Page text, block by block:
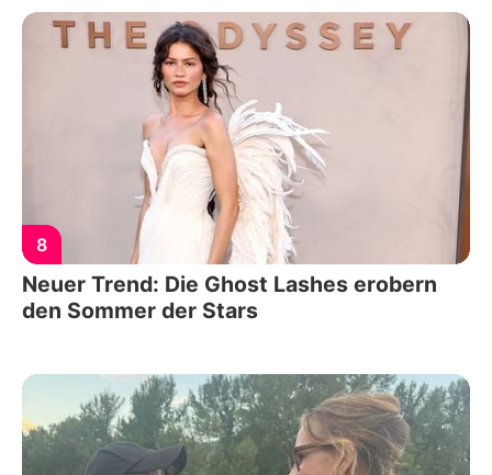
8
Neuer Trend: Die Ghost Lashes erobern
den Sommer der Stars